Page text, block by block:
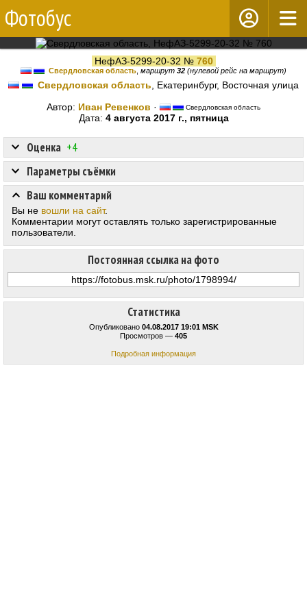
Фотобус
НефАЗ-5299-20-32 № 760
Свердловская область маршрут 32 (нулевой рейс на маршрут)
Свердловская область , Екатеринбург, Восточная улица
Автор: Иван Ревенков · Свердловская область
Дата: 4 августа 2017 г., пятница
Статистика
Опубликовано 04.08.2017 19:01 MSK
Просмотров — 405
Подробная информация
Оценка +4
Постоянная ссылка на фото
Параметры съёмки
Ваш комментарий
Вы не вошли на сайт.
Комментарии могут оставлять только зарегистрированные
пользователи.